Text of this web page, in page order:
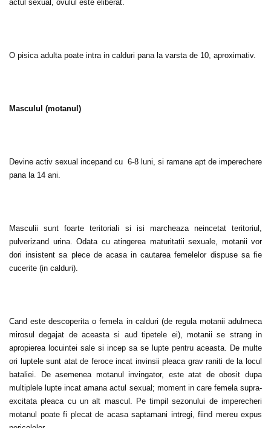
actul sexual, ovulul este eliberat.
O pisica adulta poate intra in calduri pana la varsta de 10, aproximativ.
Masculul (motanul)
Devine activ sexual incepand cu 6-8 luni, si ramane apt de imperechere
pana la 14 ani.
Masculii sunt foarte teritoriali si isi marcheaza neincetat teritoriul,
pulverizand urina. Odata cu atingerea maturitatii sexuale, motanii vor
dori insistent sa plece de acasa in cautarea femelelor dispuse sa fie
cucerite (in calduri).
Cand este descoperita o femela in calduri (de regula motanii adulmeca
mirosul degajat de aceasta si aud tipetele ei), motanii se strang in
apropierea locuintei sale si incep sa se lupte pentru aceasta. De multe
ori luptele sunt atat de feroce incat invinsii pleaca grav raniti de la locul
bataliei. De asemenea motanul invingator, este atat de obosit dupa
multiplele lupte incat amana actul sexual; moment in care femela supra-
excitata pleaca cu un alt mascul. Pe timpil sezonului de imperecheri
motanul poate fi plecat de acasa saptamani intregi, fiind mereu expus